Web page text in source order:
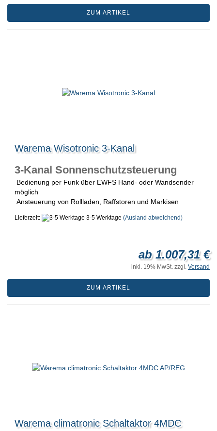
ZUM ARTIKEL
Warema Wisotronic 3-Kanal
3-Kanal Sonnenschutzsteuerung
Bedienung per Funk über EWFS Hand- oder Wandsender
möglich
Ansteuerung von Rollladen, Raffstoren und Markisen
Lieferzeit: 3-5 Werktage (Ausland abweichend)
ab 1.007,31 €
inkl. 19% MwSt. zzgl. Versand
ZUM ARTIKEL
Warema climatronic Schaltaktor 4MDC